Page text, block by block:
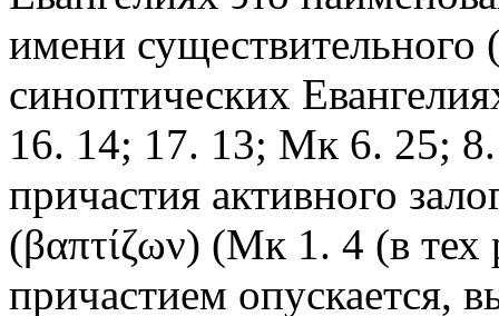
имени существительного
синоптических
16. 14; 17. 13; Мк 6. 25;
причастия активного
(βαπτίζων) (Мк 1. 4 (в тех
причастием опускается,